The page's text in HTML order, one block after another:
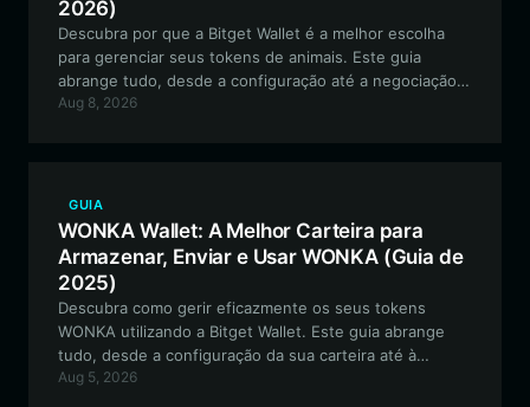
2026)
Descubra por que a Bitget Wallet é a melhor escolha
para gerenciar seus tokens de animais. Este guia
abrange tudo, desde a configuração até a negociação,
garantindo que você tenha uma experiência segura e
Aug 8, 2026
GUIA
WONKA Wallet: A Melhor Carteira para
Armazenar, Enviar e Usar WONKA (Guia de
2025)
Descubra como gerir eficazmente os seus tokens
WONKA utilizando a Bitget Wallet. Este guia abrange
tudo, desde a configuração da sua carteira até à
navegação no ecossistema baseado em EVM para este
Aug 5, 2026